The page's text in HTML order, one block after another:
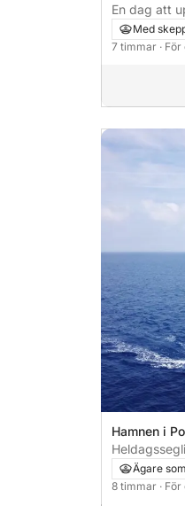
En dag att
på den
Med
7 timmar ·
Hamnen i
från Porto
Ägare
8 timmar ·